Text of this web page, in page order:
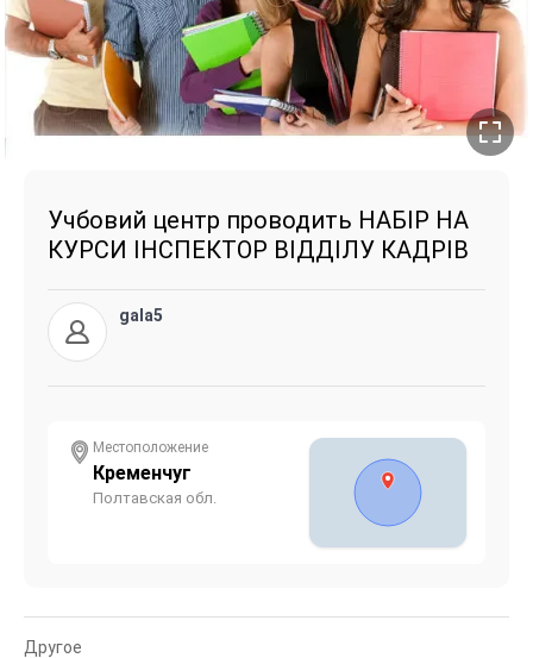
Учбовий центр проводить НАБІР НА
КУРСИ ІНСПЕКТОР ВІДДІЛУ КАДРІВ
gala5
Местоположение
Кременчуг
Полтавская обл.
Другое